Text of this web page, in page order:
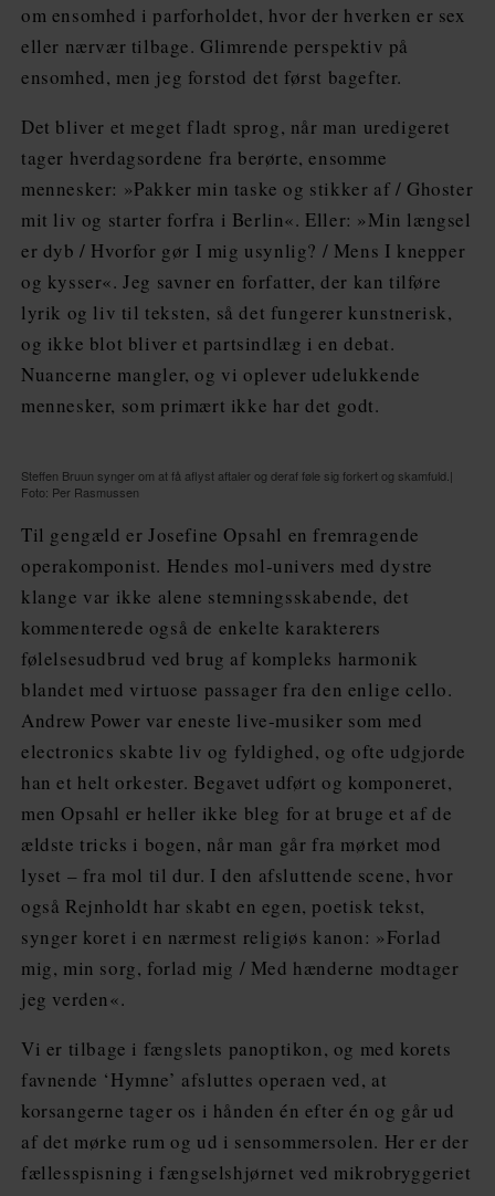
om ensomhed i parforholdet, hvor der hverken er sex
eller nærvær tilbage. Glimrende perspektiv på
ensomhed, men jeg forstod det først bagefter.
Det bliver et meget fladt sprog, når man uredigeret
tager hverdagsordene fra berørte, ensomme
mennesker: »Pakker min taske og stikker af / Ghoster
mit liv og starter forfra i Berlin«. Eller: »Min længsel
er dyb / Hvorfor gør I mig usynlig? / Mens I knepper
og kysser«. Jeg savner en forfatter, der kan tilføre
lyrik og liv til teksten, så det fungerer kunstnerisk,
og ikke blot bliver et partsindlæg i en debat.
Nuancerne mangler, og vi oplever udelukkende
mennesker, som primært ikke har det godt.
Steffen Bruun synger om at få aflyst aftaler og deraf føle sig forkert og skamfuld.|
Foto: Per Rasmussen
Til gengæld er Josefine Opsahl en fremragende
operakomponist. Hendes mol-univers med dystre
klange var ikke alene stemningsskabende, det
kommenterede også de enkelte karakterers
følelsesudbrud ved brug af kompleks harmonik
blandet med virtuose passager fra den enlige cello.
Andrew Power var eneste live-musiker som med
electronics skabte liv og fyldighed, og ofte udgjorde
han et helt orkester. Begavet udført og komponeret,
men Opsahl er heller ikke bleg for at bruge et af de
ældste tricks i bogen, når man går fra mørket mod
lyset – fra mol til dur. I den afsluttende scene, hvor
også Rejnholdt har skabt en egen, poetisk tekst,
synger koret i en nærmest religiøs kanon: »Forlad
mig, min sorg, forlad mig / Med hænderne modtager
jeg verden«.
Vi er tilbage i fængslets panoptikon, og med korets
favnende ‘Hymne’ afsluttes operaen ved, at
korsangerne tager os i hånden én efter én og går ud
af det mørke rum og ud i sensommersolen. Her er der
fællesspisning i fængselshjørnet ved mikrobryggeriet